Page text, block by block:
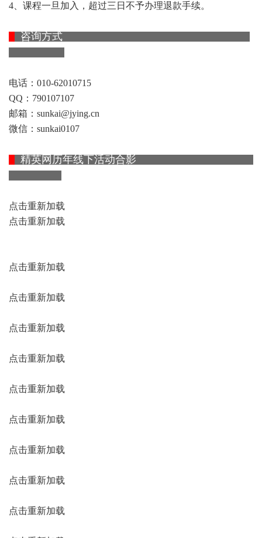
4、课程一旦加入，超过三日不予办理退款手续。
咨询方式
电话：010-62010715
QQ：790107107
邮箱： sunkai@jying.cn
微信：sunkai0107
精英网历年线下活动合影
点击重新加载
点击重新加载
点击重新加载
点击重新加载
点击重新加载
点击重新加载
点击重新加载
点击重新加载
点击重新加载
点击重新加载
点击重新加载